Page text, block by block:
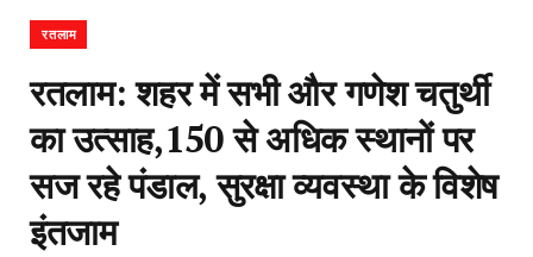
रतलाम
रतलाम: शहर में सभी और गणेश चतुर्थी
का उत्साह,150 से अधिक स्थानों पर
सज‌ रहे पंडाल, सुरक्षा व्यवस्था के विशेष
इंतजाम